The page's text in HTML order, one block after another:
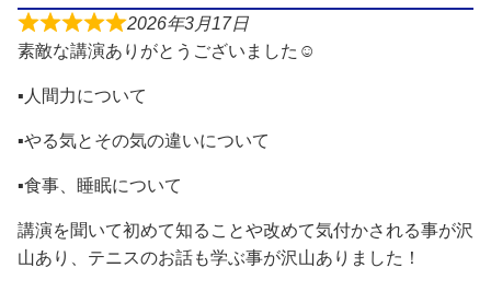
2026年3月17日
素敵な講演ありがとうございました☺️
▪️人間力について
▪️やる気とその気の違いについて
▪️食事、睡眠について
講演を聞いて初めて知ることや改めて気付かされる事が沢
山あり、テニスのお話も学ぶ事が沢山ありました！